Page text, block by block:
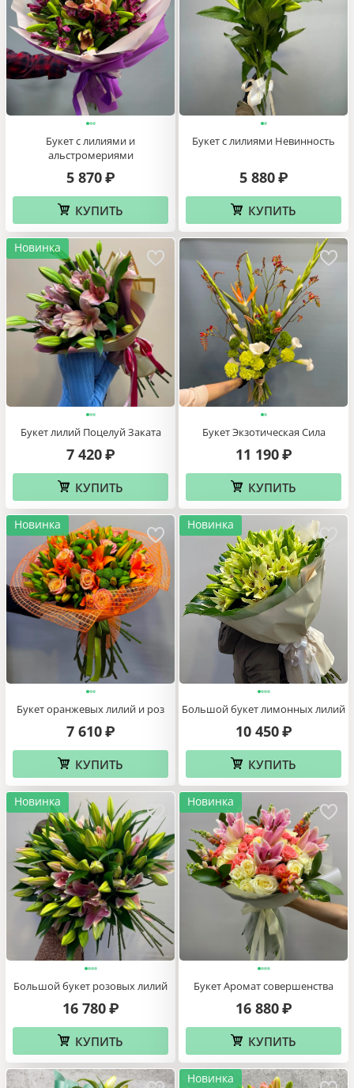
Букет с лилиями и
альстромериями
5 870 ₽
КУПИТЬ
Букет с лилиями Невинность
5 880 ₽
КУПИТЬ
Новинка
Букет лилий Поцелуй Заката
7 420 ₽
КУПИТЬ
Букет Экзотическая Сила
11 190 ₽
КУПИТЬ
Новинка
Букет оранжевых лилий и роз
7 610 ₽
КУПИТЬ
Новинка
Большой букет лимонных лилий
10 450 ₽
КУПИТЬ
Новинка
Большой букет розовых лилий
16 780 ₽
КУПИТЬ
Новинка
Букет Аромат совершенства
16 880 ₽
КУПИТЬ
Новинка